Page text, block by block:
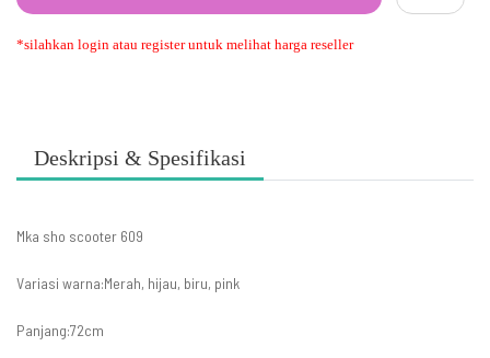
*silahkan login atau register untuk melihat harga reseller
Deskripsi & Spesifikasi
Mka sho scooter 609
Variasi warna:Merah, hijau, biru, pink
Panjang:72cm